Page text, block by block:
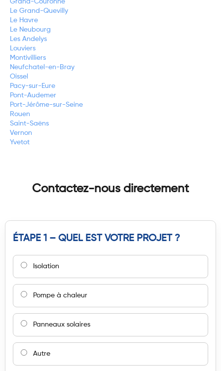
Grand-Couronne
Le Grand-Quevilly
Le Havre
Le Neubourg
Les Andelys
Louviers
Montivilliers
Neufchatel-en-Bray
Oissel
Pacy-sur-Eure
Pont-Audemer
Port-Jérôme-sur-Seine
Rouen
Saint-Saëns
Vernon
Yvetot
Contactez-nous directement
ÉTAPE 1 – QUEL EST VOTRE PROJET ?
Isolation
Pompe à chaleur
Panneaux solaires
Autre